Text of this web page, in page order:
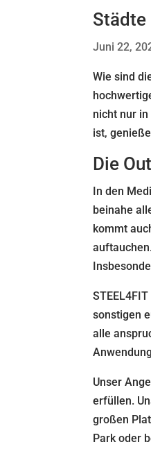
Städte
Juni 22,
Wie sind
nicht nur
ist,
Die
In den
beinahe
kommt
sonstigen
alle
Unser
erfüllen.
großen
Park oder